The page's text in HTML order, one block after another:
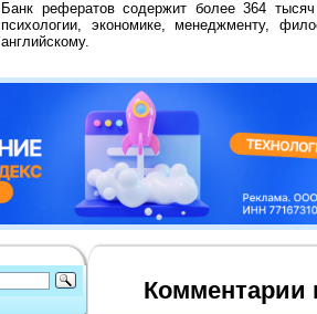
Банк рефератов содержит более 364
психологии, экономике, менеджменту,
английскому.
Комментарии